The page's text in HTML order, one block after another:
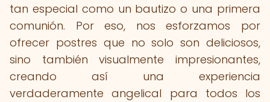
tan especial como un bautizo o una primera
comunión. Por eso, nos esforzamos por
ofrecer postres que no solo son deliciosos,
sino también visualmente impresionantes,
creando así una experiencia
verdaderamente angelical para todos los